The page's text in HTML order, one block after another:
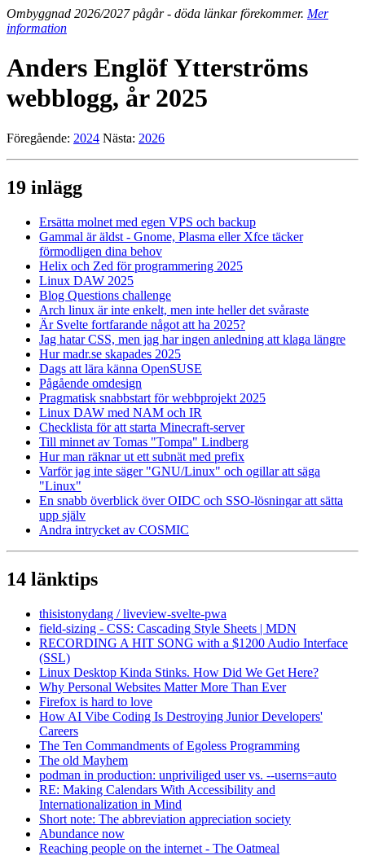
Ombyggnad 2026/2027 pågår - döda länkar förekommer. Mer
information
Anders Englöf Ytterströms
webblogg, år 2025
Föregående: 2024 Nästa: 2026
19 inlägg
Ersätta molnet med egen VPS och backup
Gammal är äldst - Gnome, Plasma eller Xfce täcker
förmodligen dina behov
Helix och Zed för programmering 2025
Linux DAW 2025
Blog Questions challenge
Arch linux är inte enkelt, men inte heller det svåraste
Är Svelte fortfarande något att ha 2025?
Jag hatar CSS, men jag har ingen anledning att klaga längre
Hur madr.se skapades 2025
Dags att lära känna OpenSUSE
Pågående omdesign
Pragmatisk snabbstart för webbprojekt 2025
Linux DAW med NAM och IR
Checklista för att starta Minecraft-server
Till minnet av Tomas "Tompa" Lindberg
Hur man räknar ut ett subnät med prefix
Varför jag inte säger "GNU/Linux" och ogillar att säga
"Linux"
En snabb överblick över OIDC och SSO-lösningar att sätta
upp själv
Andra intrycket av COSMIC
14 länktips
thisistonydang / liveview-svelte-pwa
field-sizing - CSS: Cascading Style Sheets | MDN
RECORDING A HIT SONG with a $1200 Audio Interface
(SSL)
Linux Desktop Kinda Stinks. How Did We Get Here?
Why Personal Websites Matter More Than Ever
Firefox is hard to love
How AI Vibe Coding Is Destroying Junior Developers'
Careers
The Ten Commandments of Egoless Programming
The old Mayhem
podman in production: unpriviliged user vs. --userns=auto
RE: Making Calendars With Accessibility and
Internationalization in Mind
Short note: The abbreviation appreciation society
Abundance now
Reaching people on the internet - The Oatmeal